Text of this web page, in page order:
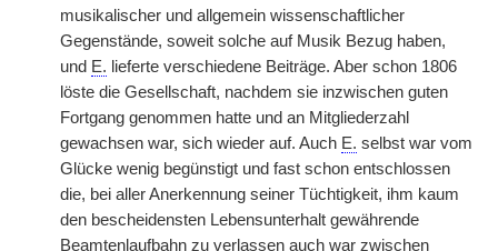
musikalischer und allgemein wissenschaftlicher
Gegenstände, soweit solche auf Musik Bezug haben,
und E. lieferte verschiedene Beiträge. Aber schon 1806
löste die Gesellschaft, nachdem sie inzwischen guten
Fortgang genommen hatte und an Mitgliederzahl
gewachsen war, sich wieder auf. Auch E. selbst war vom
Glücke wenig begünstigt und fast schon entschlossen
die, bei aller Anerkennung seiner Tüchtigkeit, ihm kaum
den bescheidensten Lebensunterhalt gewährende
Beamtenlaufbahn zu verlassen auch war zwischen